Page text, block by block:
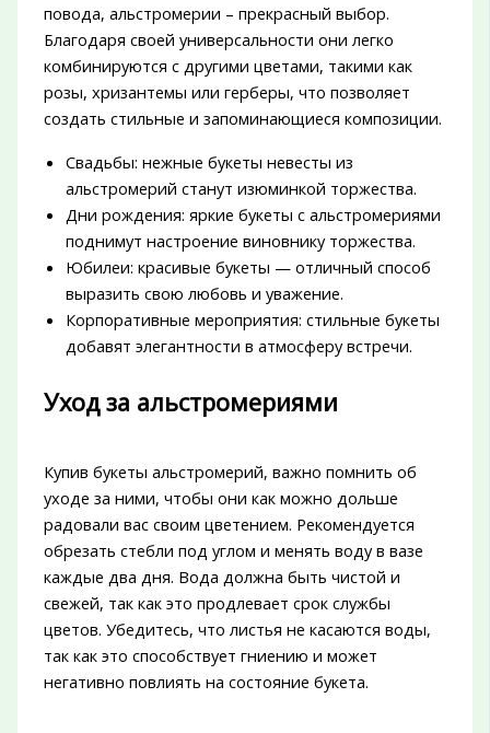
повода, альстромерии – прекрасный выбор.
Благодаря своей универсальности они легко
комбинируются с другими цветами, такими как
розы, хризантемы или герберы, что позволяет
создать стильные и запоминающиеся композиции.
Свадьбы: нежные букеты невесты из
альстромерий станут изюминкой торжества.
Дни рождения: яркие букеты с альстромериями
поднимут настроение виновнику торжества.
Юбилеи: красивые букеты — отличный способ
выразить свою любовь и уважение.
Корпоративные мероприятия: стильные букеты
добавят элегантности в атмосферу встречи.
Уход за альстромериями
Купив букеты альстромерий, важно помнить об
уходе за ними, чтобы они как можно дольше
радовали вас своим цветением. Рекомендуется
обрезать стебли под углом и менять воду в вазе
каждые два дня. Вода должна быть чистой и
свежей, так как это продлевает срок службы
цветов. Убедитесь, что листья не касаются воды,
так как это способствует гниению и может
негативно повлиять на состояние букета.